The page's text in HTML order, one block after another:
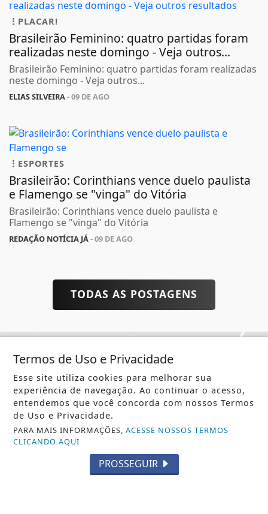
PLACAR!
Brasileirão Feminino: quatro partidas foram
realizadas neste domingo - Veja outros...
Brasileirão Feminino: quatro partidas foram realizadas
neste domingo - Veja outros...
ELIAS SILVEIRA- 09 DE AGO
ESPORTES
Brasileirão: Corinthians vence duelo paulista
e Flamengo se "vinga" do Vitória
Brasileirão: Corinthians vence duelo paulista e
Flamengo se "vinga" do Vitória
REDAÇÃO NOTÍCIA JÁ- 09 DE AGO
TODAS AS POSTAGENS
Não possui uma conta?
Você pode ler matérias exclusivas, anunciar
classificados e muito mais!
Termos de Uso e Privacidade
Esse site utiliza cookies para melhorar sua
experiência de navegação. Ao continuar o acesso,
entendemos que você concorda com nossos Termos
de Uso e Privacidade.
PARA MAIS INFORMAÇÕES,ACESSE NOSSOS TERMOS
CLICANDO AQUI
PROSSEGUIR